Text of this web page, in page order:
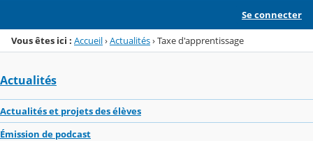
Se connecter
Vous êtes ici : Accueil›Actualités›Taxe d'apprentissage
Actualités
Actualités et projets des élèves
Émission de podcast